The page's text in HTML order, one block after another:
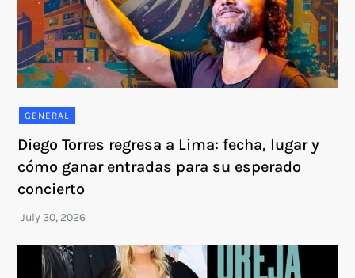
GENERAL
Diego Torres regresa a Lima: fecha, lugar y
cómo ganar entradas para su esperado
concierto